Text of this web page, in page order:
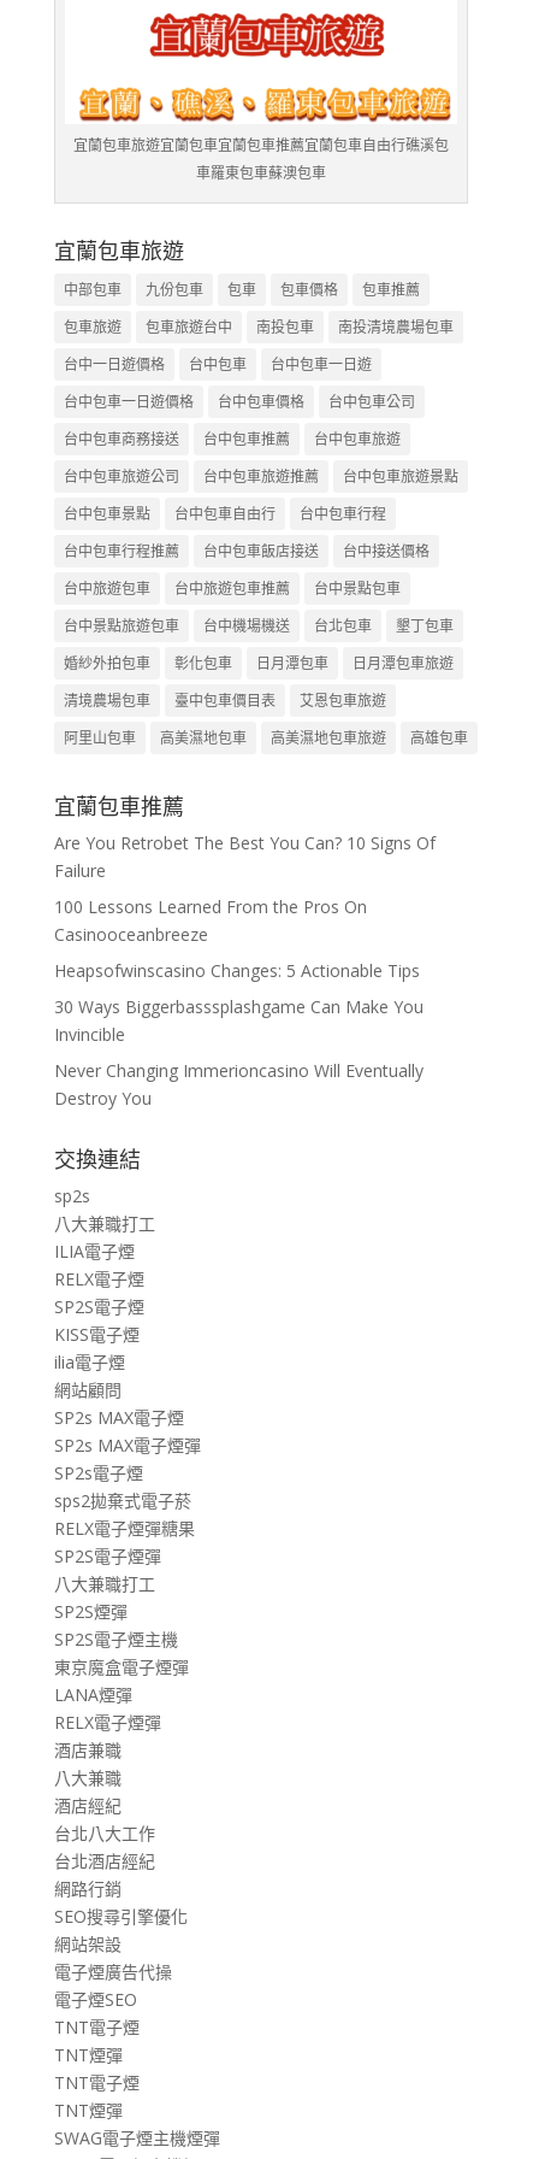
宜蘭包車旅遊宜蘭包車宜蘭包車推薦宜蘭包車自由行礁溪包
車羅東包車蘇澳包車
宜蘭包車旅遊
中部包車 九份包車 包車 包車價格
包車推薦
包車旅遊
包車旅遊台中 南投包車
南投清境農場包車
台中一日遊價格
台中包車
台中包車一日遊
台中包車一日遊價格
台中包車價格
台中包車公司
台中包車商務接送
台中包車推薦
台中包車旅遊
台中包車旅遊公司
台中包車旅遊推薦
台中包車旅遊景點
台中包車景點
台中包車自由行
台中包車行程
台中包車行程推薦
台中包車飯店接送
台中接送價格
台中旅遊包車
台中旅遊包車推薦
台中景點包車
台中景點旅遊包車
台中機場機送 台北包車
墾丁包車
婚紗外拍包車
彰化包車 日月潭包車
日月潭包車旅遊
清境農場包車
臺中包車價目表
艾恩包車旅遊
阿里山包車
高美濕地包車 高美濕地包車旅遊 高雄包車
宜蘭包車推薦
Are You Retrobet The Best You Can? 10 Signs Of
Failure
100 Lessons Learned From the Pros On
Casinooceanbreeze
Heapsofwinscasino Changes: 5 Actionable Tips
30 Ways Biggerbasssplashgame Can Make You
Invincible
Never Changing Immerioncasino Will Eventually
Destroy You
交換連結
sp2s
八大兼職打工
ILIA電子煙
RELX電子煙
SP2S電子煙
KISS電子煙
ilia電子煙
網站顧問
SP2s MAX電子煙
SP2s MAX電子煙彈
SP2s電子煙
sps2拋棄式電子菸
RELX電子煙彈糖果
SP2S電子煙彈
八大兼職打工
SP2S煙彈
SP2S電子煙主機
東京魔盒電子煙彈
LANA煙彈
RELX電子煙彈
酒店兼職
八大兼職
酒店經紀
台北八大工作
台北酒店經紀
網路行銷
SEO搜尋引擎優化
網站架設
電子煙廣告代操
電子煙SEO
TNT電子煙
TNT煙彈
TNT電子煙
TNT煙彈
SWAG電子煙主機煙彈